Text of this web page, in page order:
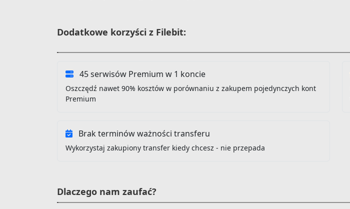
Dodatkowe korzyści z Filebit:
45 serwisów Premium w 1 koncie
Oszczędź nawet 90% kosztów w porównaniu z zakupem pojedynczych kont
Premium
Brak terminów ważności transferu
Wykorzystaj zakupiony transfer kiedy chcesz - nie przepada
Dlaczego nam zaufać?